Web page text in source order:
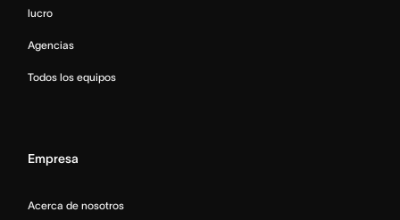
lucro
Agencias
Todos los equipos
Empresa
Acerca de nosotros